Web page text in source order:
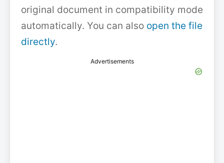
original document in compatibility mode
automatically. You can also open the file
directly.
Advertisements